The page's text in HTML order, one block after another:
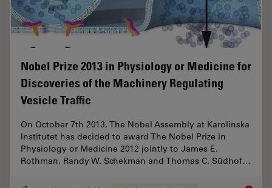
Nobel Prize 2013 in Physiology or Medicine for
Discoveries of the Machinery Regulating
Vesicle Traffic
On October 7th 2013, The Nobel Assembly at Karolinska
Institutet has decided to award The Nobel Prize in
Physiology or Medicine 2012 jointly to James E.
Rothman, Randy W. Schekman and Thomas C. Südhof…